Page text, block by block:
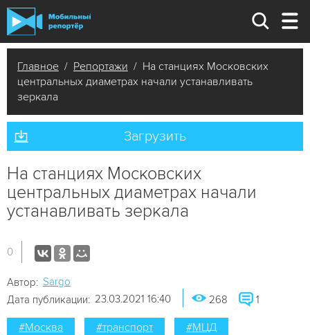
Главное / Репортажи / На станциях Московских
центральных диаметрах начали устанавливать
зеркала
Загрузить
На станциях Московских
центральных диаметрах начали
устанавливать зеркала
0
Автор: Sargo
Дата публикации: 23.03.2021 16:40 268 1
#Москва #транспорт #МЦД